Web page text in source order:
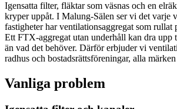
Igensatta filter, fläktar som väsnas och en
kryper uppåt. I Malung-Sälen ser vi det varje
fastigheter har ventilationsaggregat som rullat
Ett FTX-aggregat utan underhåll kan dra upp
än vad det behöver. Därför erbjuder vi
radhus och bostadsrättsföreningar, alla
Vanliga problem